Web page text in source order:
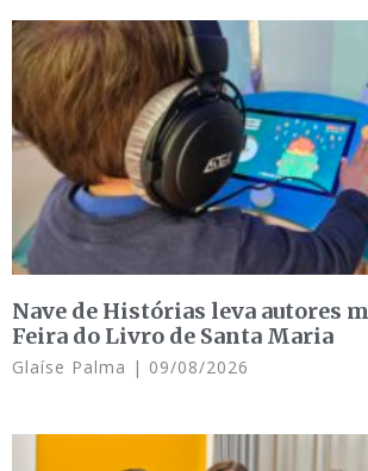
Nave de Histórias leva autores
Feira do Livro de Santa Maria
Glaíse Palma 09/08/2026